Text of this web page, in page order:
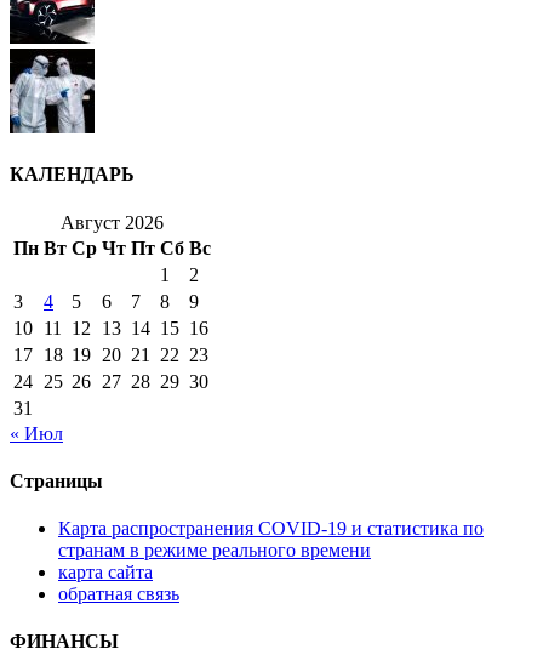
КАЛЕНДАРЬ
Август 2026
Пн Вт Ср Чт Пт Сб Вс
1
2
3
4 5 6 7 8
9
10 11 12 13 14 15 16
17 18 19 20 21 22 23
24 25 26 27 28 29 30
31
« Июл
Страницы
Карта распространения COVID-19 и статистика по
странам в режиме реального времени
карта сайта
обратная связь
ФИНАНСЫ